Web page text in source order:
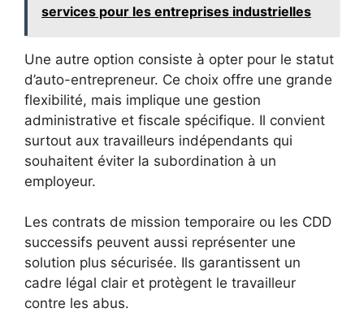
services pour les entreprises industrielles
Une autre option consiste à opter pour le statut
d’auto-entrepreneur. Ce choix offre une grande
flexibilité, mais implique une gestion
administrative et fiscale spécifique. Il convient
surtout aux travailleurs indépendants qui
souhaitent éviter la subordination à un
employeur.
Les contrats de mission temporaire ou les CDD
successifs peuvent aussi représenter une
solution plus sécurisée. Ils garantissent un
cadre légal clair et protègent le travailleur
contre les abus.